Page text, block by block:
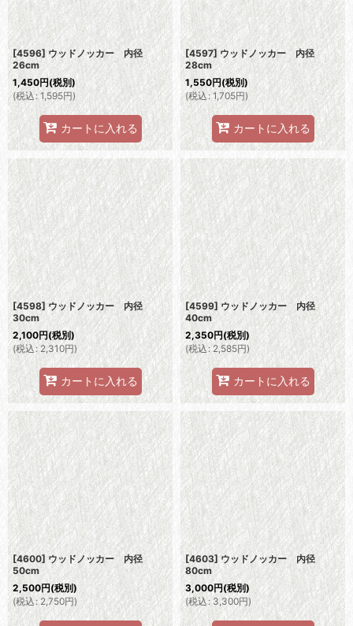
[4596] ウッドノッカー 内径
26cm
1,450円(税別)
(税込: 1,595円)
カートに入れる
[4597] ウッドノッカー 内径
28cm
1,550円(税別)
(税込: 1,705円)
カートに入れる
[4598] ウッドノッカー 内径
30cm
2,100円(税別)
(税込: 2,310円)
カートに入れる
[4599] ウッドノッカー 内径
40cm
2,350円(税別)
(税込: 2,585円)
カートに入れる
[4600] ウッドノッカー 内径
50cm
2,500円(税別)
(税込 : 2,750円)
[4603] ウッドノッカー 内径
80cm
3,000円(税別)
(税込: 3,300円)